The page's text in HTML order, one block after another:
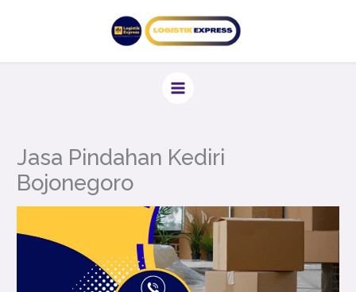
Jasa Pindahan Kediri
Bojonegoro